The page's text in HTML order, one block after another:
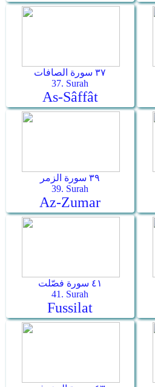
٣٧ سورة الصافات
37. Surah
As-Sâffât
٣٩ سورة الزمر
39. Surah
Az-Zumar
٤١ سورة فصّلت
41. Surah
Fussilat